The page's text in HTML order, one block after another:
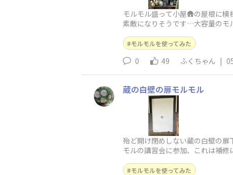
モルモル盛って小屋🛖の屋根に
素敵になりそうです…大容量のモ
モルモルを使ってみた
0 49 ふくちゃん |
蔵の白壁の扉モルモル
殆ど開け閉めしない蔵の白壁の
モルの講習会に参加、これは補
モルモルを使ってみた